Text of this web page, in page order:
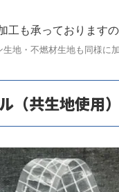
っておりますので
地・不燃材生地も同様に
（共生地使用